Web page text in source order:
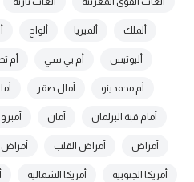
ألملك ألميريا ألواح
أليوتيس أم بي سي أم
أم محمدينو أمال صقر
أمام قبة البرلمان أمان
أمراض أمراض القلب
أمريكا الجنوبية أمريكا الشمالية